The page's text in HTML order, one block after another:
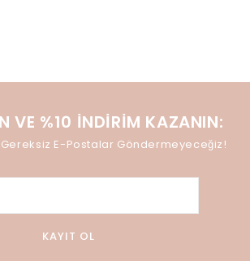
VE %10 İNDIRIM KAZANIN:
E-Postalar Göndermeyeceğiz!